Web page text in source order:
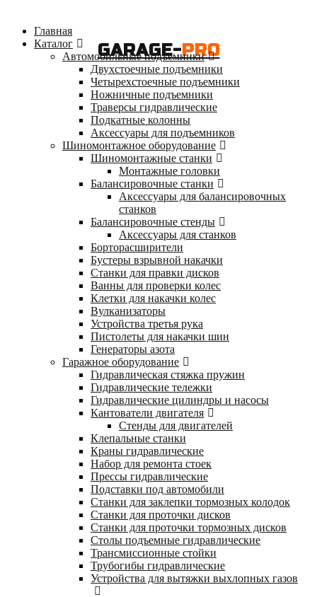
GARAGE-PRO
Главная
Каталог
Автомобильные подъемники
Двухстоечные подъемники
Четырехстоечные подъемники
Ножничные подъемники
Траверсы гидравлические
Подкатные колонны
Аксессуары для подъемников
Шиномонтажное оборудование
Шиномонтажные станки
Монтажные головки
Балансировочные станки
Аксессуары для балансировочных
станков
Балансировочные стенды
Аксессуары для станков
Борторасширители
Бустеры взрывной накачки
Станки для правки дисков
Ванны для проверки колес
Клетки для накачки колес
Вулканизаторы
Устройства третья рука
Пистолеты для накачки шин
Генераторы азота
Гаражное оборудование
Гидравлическая стяжка пружин
Гидравлические тележки
Гидравлические цилиндры и насосы
Кантователи двигателя
Стенды для двигателей
Клепальные станки
Краны гидравлические
Набор для ремонта стоек
Прессы гидравлические
Подставки под автомобили
Станки для заклепки тормозных колодок
Станки для проточки дисков
Станки для проточки тормозных дисков
Столы подъемные гидравлические
Трансмиссионные стойки
Трубогибы гидравлические
Устройства для вытяжки выхлопных газов